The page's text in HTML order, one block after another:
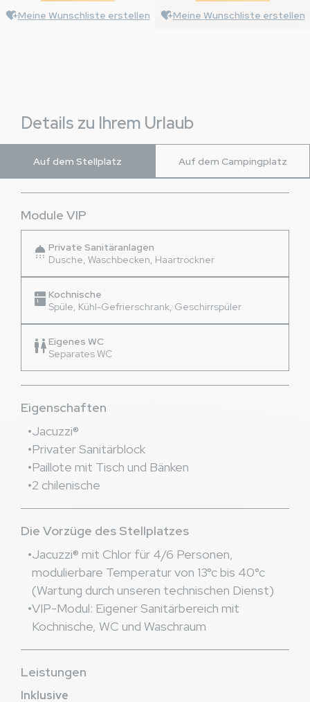
Meine Wunschliste erstellen Meine Wunschliste erstellen
Details zu Ihrem Urlaub
Auf dem Stellplatz Auf dem Campingplatz
Module VIP
shower Private Sanitäranlagen
Dusche, Waschbecken, Haartrockner
kitchen Kochnische
Spüle, Kühl-Gefrierschrank, Geschirrspüler
wcEigenes WC
Separates WC
Eigenschaften
Jacuzzi®
Privater Sanitärblock
Paillote mit Tisch und Bänken
2 chilenische
Die Vorzüge des Stellplatzes
Jacuzzi® mit Chlor für 4/6 Personen,
modulierbare Temperatur von 13°c bis 40°c
(Wartung durch unseren technischen Dienst)
VIP-Modul: Eigener Sanitärbereich mit
Kochnische, WC und Waschraum
Leistungen
Inklusive